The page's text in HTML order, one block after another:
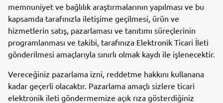
memnuniyet ve bağlılık araştırmalarının yapılması ve bu
kapsamda tarafınızla iletişime geçilmesi, ürün ve
hizmetlerin satış, pazarlaması ve tanıtımı süreçlerinin
programlanması ve takibi, tarafınıza Elektronik Ticari İleti
gönderilmesi amaçlarıyla sınırlı olmak kaydı ile işlenecektir.
Vereceğiniz pazarlama izni, reddetme hakkını kullanana
kadar geçerli olacaktır. Pazarlama amaçlı sizlere ticari
elektronik ileti göndermemize açık rıza gösterdiğiniz